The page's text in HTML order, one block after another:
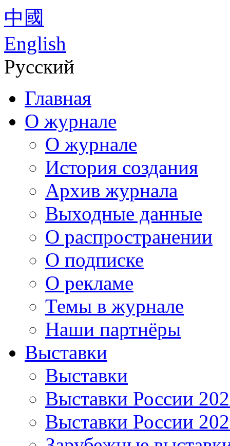
中國
English
Русский
Главная
О журнале
О журнале
История создания
Архив журнала
Выходные данные
О распространении
О подписке
О рекламе
Темы в журнале
Наши партнёры
Выставки
Выставки
Выставки России
Выставки России